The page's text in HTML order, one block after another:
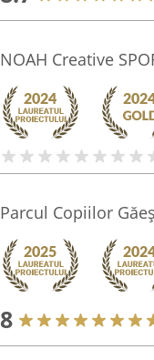
NOAH Creative
Parcul Copiilor
8